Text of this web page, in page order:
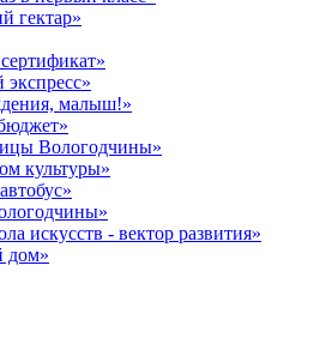
гектар»
малыш!»
Вологодчины»
культуры»
искусств - вектор развития»
дом»